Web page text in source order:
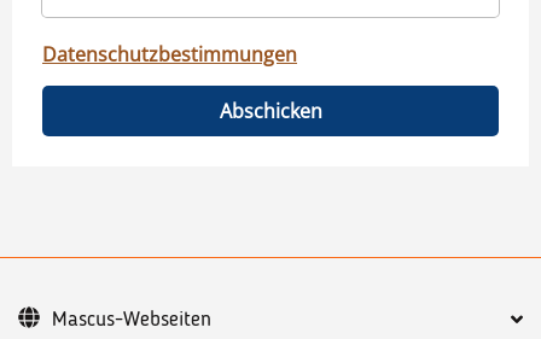
Datenschutzbestimmungen
Abschicken
Mascus-Webseiten